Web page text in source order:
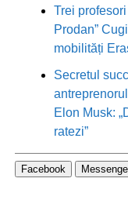
Trei
Prodan”
mobilități
Secretul
Elon Musk:
ratezi”
Facebook